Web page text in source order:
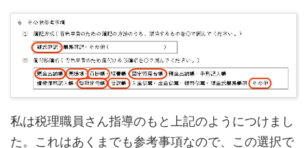
私は税理職員さん指導のもと上記のようにつけまし
た。これはあくまでも参考事項なので、この選択で